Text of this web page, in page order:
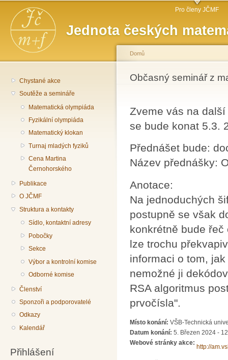
Jednota českých
Hlavní menu Pro členy JČMF
Chystané akce
Soutěže a semináře
Matematická olympiáda
Fyzikální olympiáda
Matematický klokan
Turnaj mladých fyziků
Cena Martina
Černohorského
Publikace
O JČMF
Struktura a kontakty
Sídlo, kontaktní adresy
Pobočky
Sekce
Výbor a kontrolní komise
Odborné komise
Členství
Sponzoři a podporovatelé
Odkazy
Kalendář
Přihlášení
Jste zde
Domů
Občasný seminář z
Zveme vás na
se bude konat 5.3.
Přednášet bude:
Název přednášky:
Anotace:
Na jednoduchých
postupně se však
konkrétně bude
lze trochu
informaci o tom,
nemožné ji
RSA algoritmus
prvočísla".
Místo konání: VŠB-Technická
Datum konání: 5. Březen 2024 -
Webové stránky akce:
http://